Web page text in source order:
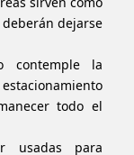
deberán dejarse
contemple la
todo el
usadas para